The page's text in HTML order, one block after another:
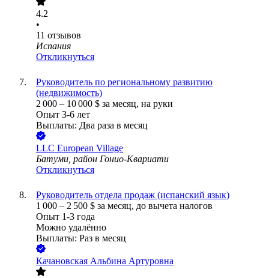
4.2
•
11 отзывов
Испания
Откликнуться
Руководитель по региональному развитию
(недвижимость)
2 000 – 10 000 $ за месяц, на руки
Опыт 3-6 лет
Выплаты: Два раза в месяц
LLC European Village
Батуми, район Гонио-Квариати
Откликнуться
Руководитель отдела продаж (испанский язык)
1 000 – 2 500 $ за месяц, до вычета налогов
Опыт 1-3 года
Можно удалённо
Выплаты: Раз в месяц
Качановская Альбина Артуровна